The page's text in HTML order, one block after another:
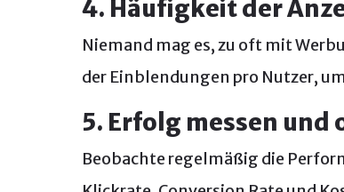
4. Häufigkeit der
Niemand mag es, zu oft mit
der Einblendungen pro Nutzer,
5. Erfolg messen und
Beobachte regelmäßig die